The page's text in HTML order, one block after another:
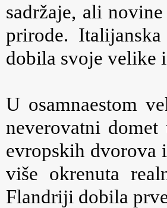
sadržaje, ali
prirode.
dobila svoje velike
U osamnaestom
neverovatni
evropskih dvorova
više okrenuta
Flandriji dobila